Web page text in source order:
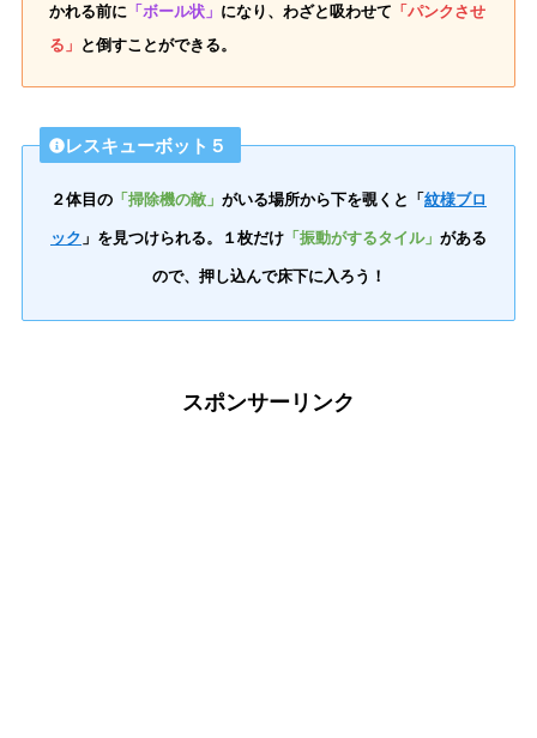
かれる前に 「ボール状」 になり、わざと吸わせて 「パンクさせ
る」 と倒すことができる。
レスキューボット５
２体目の 「掃除機の敵」 がいる場所から下を覗くと「 紋様ブロ
ック 」を見つけられる。１枚だけ 「振動がするタイル」 がある
ので、押し込んで床下に入ろう！
スポンサーリンク